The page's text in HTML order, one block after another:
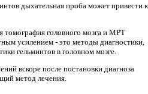
дыхательная проба может привести к
томография головного мозга и МРТ
усилением - это методы диагностики,
гельминтов в головном мозге.
вскоре после постановки диагноза
метод лечения.